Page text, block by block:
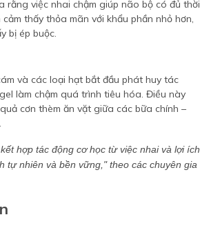
rằng việc nhai chậm giúp não bộ có đủ thời
thấy thỏa mãn với khẩu phần nhỏ hơn,
bị ép buộc.
và các loại hạt bắt đầu phát huy tác
làm chậm quá trình tiêu hóa. Điều này
cơn thèm ăn vặt giữa các bữa chính –
hợp tác động cơ học từ việc nhai và lợi ích
tự nhiên và bền vững,"theo các chuyên gia